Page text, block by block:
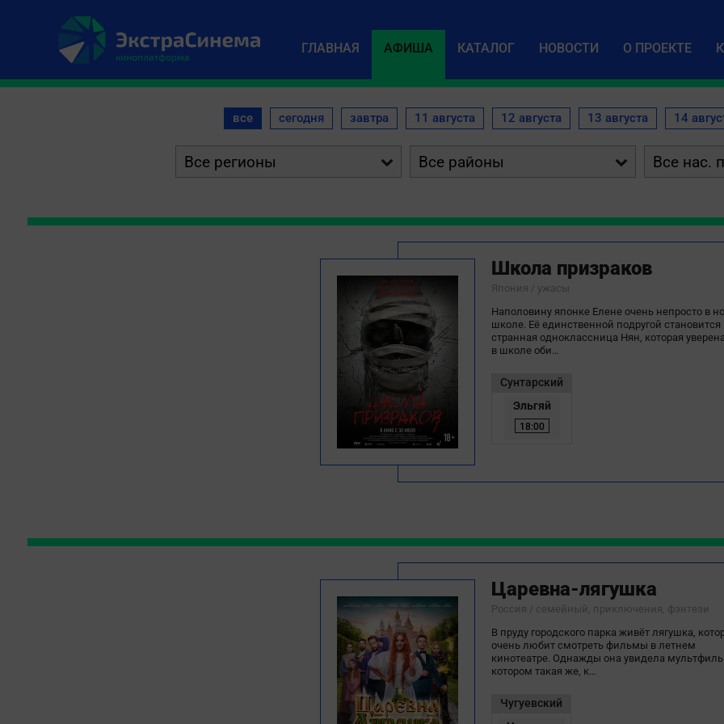
ГЛАВНАЯ АФИША КАТАЛОГ НОВОСТИ О ПРОЕКТЕ
все сегодня завтра 11 августа 12 августа 13 августа 14
 
Школа призраков
Япония / ужасы
Наполовину японке Елене очень непросто в
школе. Её единственной подругой становится
странная одноклассница Нян, которая
в школе оби…
Сунтарский
Эльгяй
18:00
Царевна-лягушка
Россия / семейный, приключения, фэнтези
В пруду городского парка живёт лягушка,
очень любит смотреть фильмы в летнем
кинотеатре. Однажды она увидела
котором такая же, к…
Чугуевский